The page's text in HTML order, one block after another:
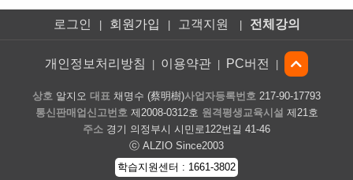
로그인 | 회원가입 | 고객지원 | 전체강의
개인정보처리방침 | 이용약관 | PC버전 |
상호 알지오 대표 채명수 (蔡明樹)사업자등록번호 217-90-17793
통신판매업신고번호 제2008-0312호 원격평생교육시설 제21호
주소 경기 의정부시 시민로122번길 41-46
ⓒ ALZIO Since2003
학습지원센터 : 1661-3802